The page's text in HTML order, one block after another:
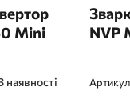
Mini
наявності
NVP